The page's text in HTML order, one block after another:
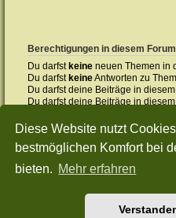
Diese Website nutzt
bestmöglichen Komfort bei
bieten. Mehr erfahren
Berechtigungen in diesem Forum
Du darfst keine neuen Themen in
Du darfst keineAntworten zu
Du darfst deine Beiträge in
Du darfst deine Beiträge in
Sudden-Strike-Maps.de
Powered byphpBB® Forum Software ©
Style: Green-Style-Split by Joyce&Luna
Nutzungsbedingungen